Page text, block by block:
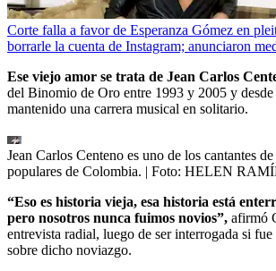
Corte falla a favor de Esperanza Gómez en
borrarle la cuenta de Instagram; anunciaron
Ese viejo amor se trata de Jean Carlos
del Binomio de Oro entre 1993 y 2005 y desde
mantenido una carrera musical en solitario.
Jean Carlos Centeno es uno de los cantantes
populares de Colombia. | Foto: HELEN
“Eso es historia vieja, esa historia está
pero nosotros nunca fuimos novios”, afirmó
entrevista radial, luego de ser interrogada si
sobre dicho noviazgo.